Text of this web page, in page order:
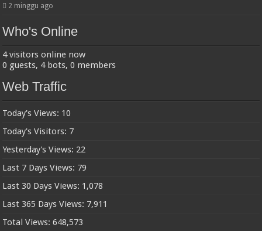
2 minggu ago
Who's Online
4 visitors online now
0 guests, 4 bots, 0 members
Web Traffic
Today's Views: 10
Today's Visitors: 7
Yesterday's Views: 22
Last 7 Days Views: 79
Last 30 Days Views: 1,078
Last 365 Days Views: 7,911
Total Views:648,573